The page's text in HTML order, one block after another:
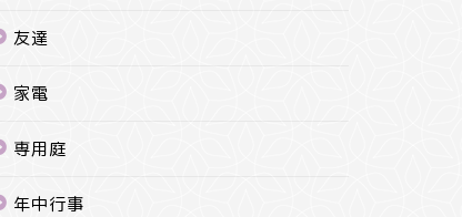
友達
家電
専用庭
年中行事